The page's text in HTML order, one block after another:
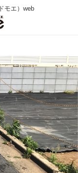
モエ）web